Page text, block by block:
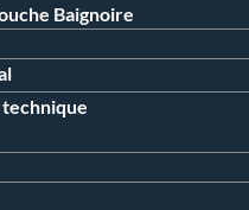
Baignoire